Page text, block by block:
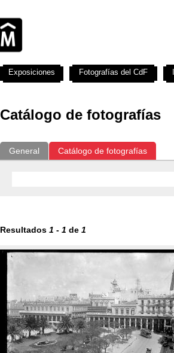
Catálogo de fotografías
General Catálogo de fotografías
Resultados 1 - 1 de 1
Exposiciones Fotografías del CdF